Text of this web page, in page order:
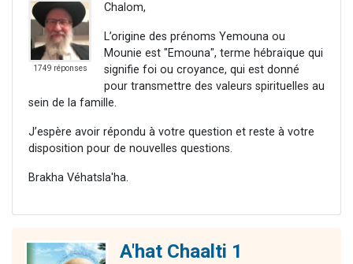
1749 réponses
Chalom,
L’origine des prénoms Yemouna ou
Mounie est "Emouna", terme hébraïque qui
signifie foi ou croyance, qui est donné
pour transmettre des valeurs spirituelles au
sein de la famille.
J’espère avoir répondu à votre question et reste à votre
disposition pour de nouvelles questions.
Brakha Véhatsla'ha.
A'hat Chaalti 1